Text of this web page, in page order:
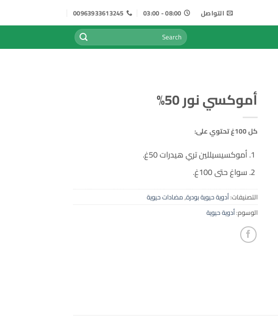
التواصل 08:00 - 03:00
00963933613245
البحث
عن:
أموكسي نور 50%
كل 100غ تحتوي على:
أموكسيسيللين تري هيدرات 50غ.
سواغ حتى 100غ.
التصنيفات:أدوية حيوية بودرة,مضادات حيوية
الوسوم:أدوية حيوية